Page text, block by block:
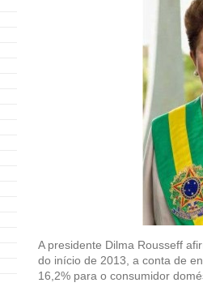
A presidente Dilma Rousseff
do início de 2013, a conta de
16,2% para o consumidor